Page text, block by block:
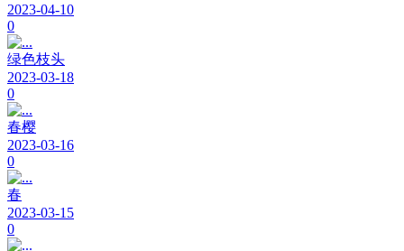
2023-04-10
0
绿色枝头
2023-03-18
0
春樱
2023-03-16
0
春
2023-03-15
0